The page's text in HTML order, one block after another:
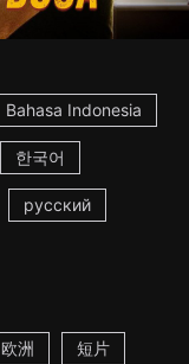
Bahasa Indonesia
한국어
русский
欧洲 短片